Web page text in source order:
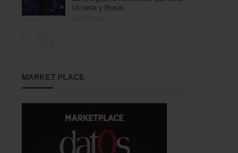
Ucrania y Rusia
MARKET PLACE